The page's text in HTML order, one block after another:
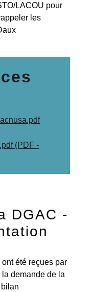
LACOU pour
les
(PDF -
DGAC -
été reçues par
demande de la